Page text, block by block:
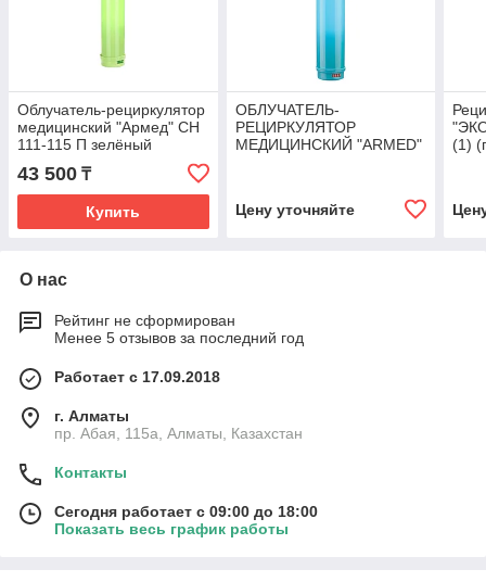
Облучатель-рециркулятор
медицинский "Армед" СH
111-115 П зелёный
43 500 ₸
Купить
ОБЛУЧАТЕЛЬ-
РЕЦИРКУЛЯТОР
МЕДИЦИНСКИЙ "ARMED"
Цену уточняйте
(1)
О нас
Рейтинг не сформирован
Менее 5 отзывов за последний год
Работает с 17.09.2018
г. Алматы
пр. Абая, 115а, Алматы, Казахстан
Контакты
Сегодня работает с 09:00 до 18:00
Показать весь график работы